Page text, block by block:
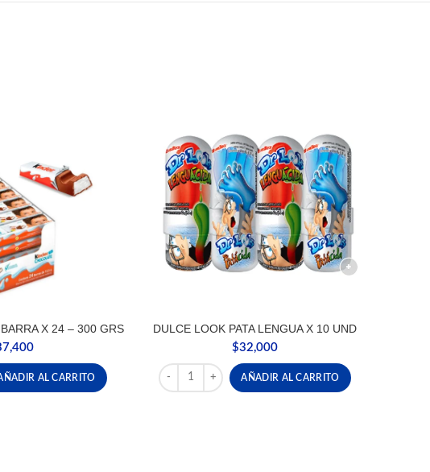
X 24 – 300 GRS
BARRA X 24 - 300 GRS cantidad
AL CARRITO
DULCE LOOK PATA LENGUA X 10 UND
$32,000
DULCE LOOK PATA LENGUA X 10 UND cantidad
AÑADIR AL CARRITO